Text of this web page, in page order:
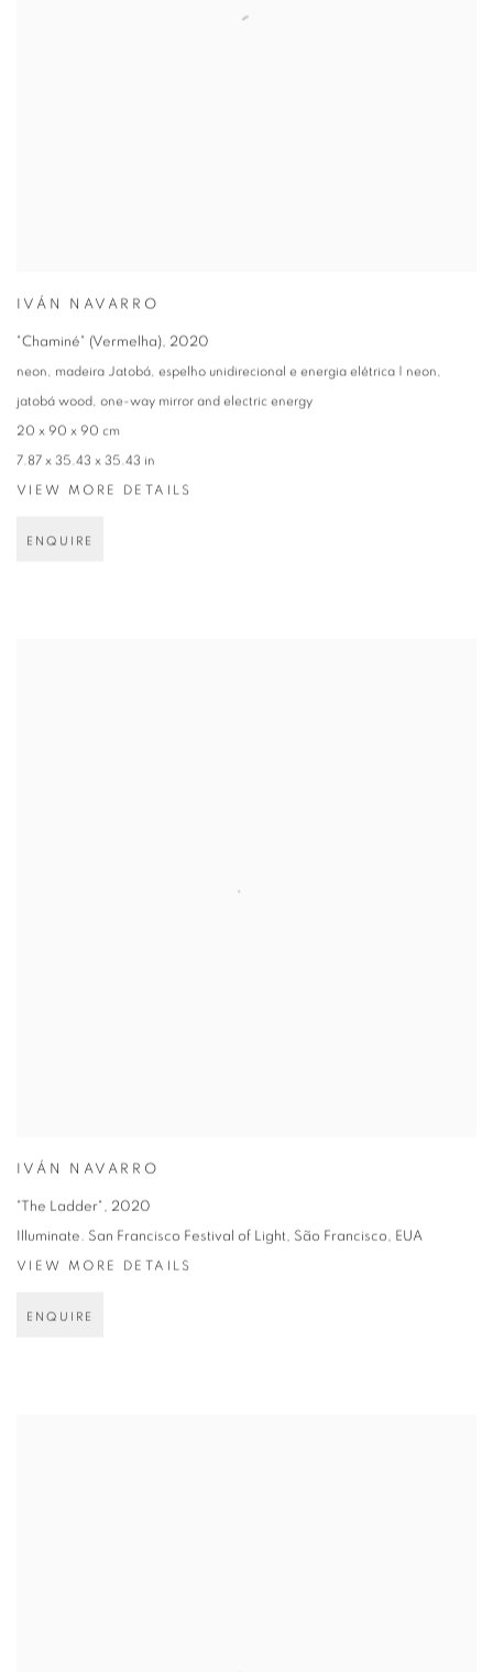
IVÁN NAVARRO
"Chaminé" (Vermelha), 2020
neon, madeira Jatobá, espelho unidirecional e energia elétrica | neon,
jatobá wood, one-way mirror and electric energy
20 x 90 x 90 cm
7.87 x 35.43 x 35.43 in
VIEW MORE DETAILS
ENQUIRE
IVÁN NAVARRO
"The Ladder" , 2020
Illuminate. San Francisco Festival of Light, São Francisco, EUA
VIEW MORE DETAILS
ENQUIRE